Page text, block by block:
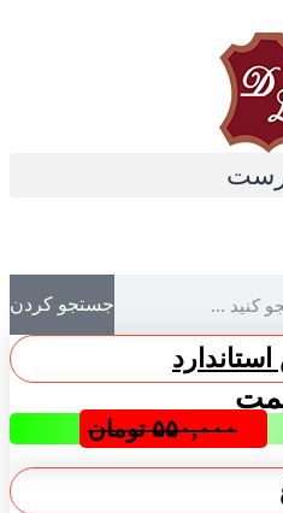
جستجو کردن
۵۵۰,۰۰۰ تومان